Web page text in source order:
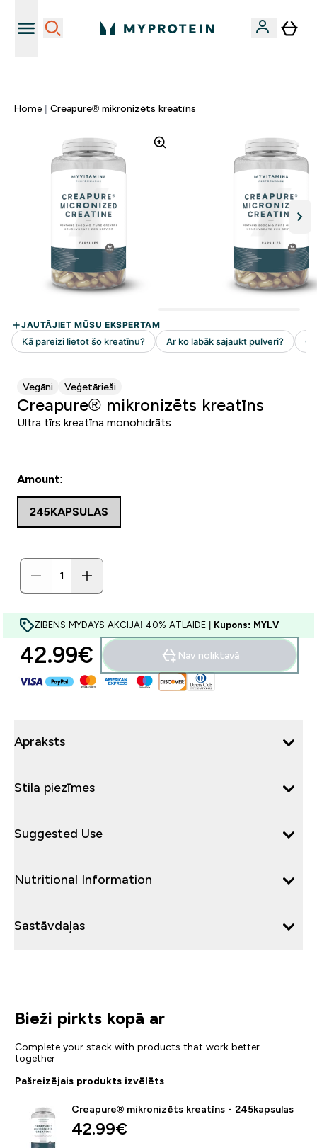
Home Creapure® mikronizēts kreatīns
Vegāni Veģetārieši
Creapure® mikronizēts kreatīns
Ultra tīrs kreatīna monohidrāts
Amount:
245KAPSULAS
ZIBENS MYDAYS AKCIJA! 40% ATLAIDE | Kupons: MYLV
42.99€‎ Nav noliktavā
Apraksts
Stila piezīmes
Suggested Use
Nutritional Information
Sastāvdaļas
Bieži pirkts kopā ar
Complete your stack with products that work better
together
Pašreizējais produkts izvēlēts
Creapure® mikronizēts kreatīns - 245kapsulas
42.99€‎